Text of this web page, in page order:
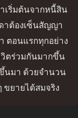
เริ่มต้นจากหนี้สิน
าต้องเซ็นสัญญา
ตอนแรกทุกอย่าง
วิตร่วมกันมากขึ้น
นมา ด้วยจำนวน
ขยายได้สมจริง